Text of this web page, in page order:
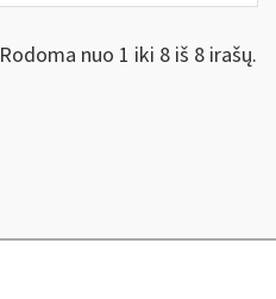
Rodoma nuo 1 iki 8 iš 8 irašų.